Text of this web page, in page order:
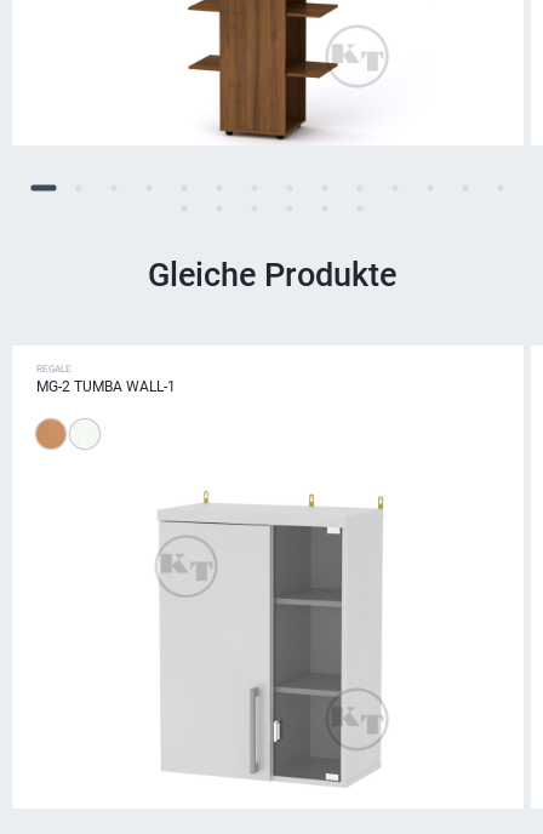
Gleiche Produkte
REGALE
MG-2 ТUMBA WALL-1